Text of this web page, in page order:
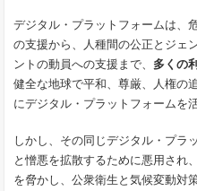
デジタル・プラットフォームは、
の支援から、人種間の公正とジェ
ントの動員への支援まで、 多くの
健全な地球で平和、尊厳、人権の
にデジタル・プラットフォームを
しかし、その同じデジタル・プラ
と憎悪を拡散するために悪用され
を脅かし、公衆衛生と気候変動対